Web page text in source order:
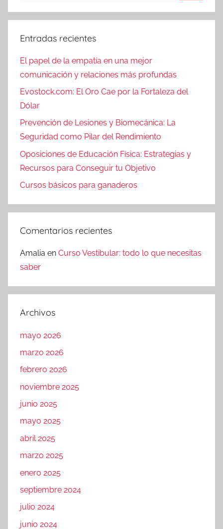
Entradas recientes
El papel de la empatía en una mejor
comunicación y relaciones más profundas
Evostock.com: El Oro Cae por la Fortaleza del
Dólar
Prevención de Lesiones y Biomecánica: La
Seguridad como Pilar del Rendimiento
Oposiciones de Educación Física: Estrategias y
Recursos para Conseguir tu Objetivo
Cursos básicos para ganaderos
Comentarios recientes
Amalia en Curso Vestibular: todo lo que necesitas
saber
Archivos
mayo 2026
marzo 2026
febrero 2026
noviembre 2025
junio 2025
mayo 2025
abril 2025
marzo 2025
enero 2025
septiembre 2024
julio 2024
junio 2024